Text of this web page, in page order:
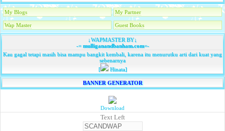
My Blogs My Partner
Wap Master Guest Books
↓WAPMASTER BY↓
-=mulliganandbanham.com=-
Kau gagal tetapi masih bisa mampu bangkit kembali, karena itu menurutku arti dari kuat yang
sebenarnya
[
Hinata]
BANNER GENERATOR
Download
Text Left